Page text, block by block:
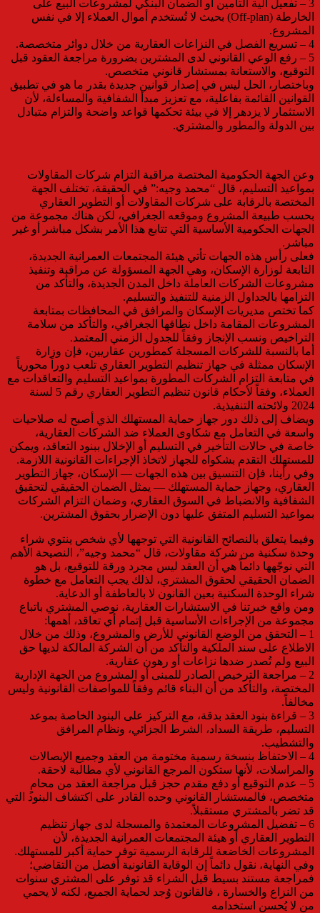
3 – تفعيل آلية التأمين أو الضمان البنكي لمشروعات البيع على
الخارطة (Off-plan) بحيث لا تُستخدم أموال العملاء إلا في نفس
المشروع.
4 – تسريع الفصل في النزاعات العقارية من خلال دوائر متخصصة.
5 – رفع الوعي القانوني لدى المشترين بضرورة مراجعة العقود قبل
التوقيع، والاستعانة بمستشار قانوني متخصص.
وباختصار، الحل ليس في إصدار قوانين جديدة بقدر ما هو في تطبيق
القوانين القائمة بفاعلية، مع تعزيز مبدأ الشفافية والمساءلة، لأن
الاستثمار لا يزدهر إلا في بيئة تحكمها قواعد واضحة والتزام متبادل
بين الدولة والمطور والمشتري.
وعن الجهة الحكومية المختصة مراقبة التزام شركات المقاولات
بمواعيد التسليم، قال “محمد وجيه:” في الحقيقة، تختلف الجهة
المختصة بالرقابة على شركات المقاولات أو التطوير العقاري
بحسب طبيعة المشروع وموقعه الجغرافي، لكن هناك مجموعة من
الجهات الحكومية الأساسية التي تتابع هذا الأمر بشكل مباشر أو غير
مباشر.
فعلى رأس هذه الجهات تأتي هيئة المجتمعات العمرانية الجديدة،
التابعة لوزارة الإسكان، وهي الجهة المسؤولة عن مراقبة وتنفيذ
مشروعات الشركات العاملة داخل المدن الجديدة، والتأكد من
التزامها بالجداول الزمنية للتنفيذ والتسليم.
كما تختص مديريات الإسكان والمرافق في المحافظات بمتابعة
المشروعات المقامة داخل نطاقها الجغرافي، والتأكد من سلامة
التراخيص ونسب الإنجاز وفقاً للجدول الزمني المعتمد.
أما بالنسبة للشركات المسجلة كمطورين عقاريين، فإن وزارة
الإسكان ممثلة في جهاز تنظيم التطوير العقاري تلعب دوراً محورياً
في متابعة التزام الشركات المطورة بمواعيد التسليم والتعاقدات مع
العملاء، وفقاً لأحكام قانون تنظيم التطوير العقاري رقم 5 لسنة
2024 ولائحته التنفيذية.
ويضاف إلى ذلك دور جهاز حماية المستهلك الذي أصبح له صلاحيات
واسعة في التعامل مع شكاوى العملاء ضد الشركات العقارية،
خاصة في حالات التأخير في التسليم أو الإخلال ببنود التعاقد، ويمكن
للمستهلك التقدم بشكواه للجهاز لاتخاذ الإجراءات القانونية اللازمة.
وفي رأينا، فإن التنسيق بين هذه الجهات — الإسكان، جهاز التطوير
العقاري، وجهاز حماية المستهلك — يمثل الضمان الحقيقي لتحقيق
الشفافية والانضباط في السوق العقاري، وضمان التزام الشركات
بمواعيد التسليم المتفق عليها دون الإضرار بحقوق المشترين.
وفيما يتعلق بالنصائح القانونية التي توجهها لأي شخص ينتوي شراء
وحدة سكنية من شركة مقاولات، قال “محمد وجيه”، النصيحة الأهم
التي نوجّهها دائماً هي أن العقد ليس مجرد ورقة للتوقيع، بل هو
الضمان الحقيقي لحقوق المشتري، لذلك يجب التعامل مع خطوة
شراء الوحدة السكنية بعين القانون لا بالعاطفة أو الدعاية.
ومن واقع خبرتنا في الاستشارات العقارية، نوصي المشتري باتباع
مجموعة من الإجراءات الأساسية قبل إتمام أي تعاقد، أهمها:
1 – التحقق من الوضع القانوني للأرض والمشروع، وذلك من خلال
الاطلاع على سند الملكية والتأكد من أن الشركة المالكة لديها حق
البيع ولم تُصدر ضدها نزاعات أو رهون عقارية.
2 – مراجعة الترخيص الصادر للمبنى أو المشروع من الجهة الإدارية
المختصة، والتأكد من أن البناء قائم وفقاً للمواصفات القانونية وليس
مخالفاً.
3 – قراءة بنود العقد بدقة، مع التركيز على البنود الخاصة بموعد
التسليم، طريقة السداد، الشرط الجزائي، ونظام المرافق
والتشطيب.
4 – الاحتفاظ بنسخة رسمية مختومة من العقد وجميع الإيصالات
والمراسلات، لأنها ستكون المرجع القانوني لأي مطالبة لاحقة.
5 – عدم التوقيع أو دفع مقدم حجز قبل مراجعة العقد من محامٍ
متخصص، فالمستشار القانوني وحده القادر على اكتشاف البنود التي
قد تضر بالمشتري مستقبلاً.
6 – تفضيل المشروعات المعتمدة والمسجلة لدى جهاز تنظيم
التطوير العقاري أو هيئة المجتمعات العمرانية الجديدة، لأن
المشروعات الخاضعة للرقابة الرسمية توفر حماية أكبر للمستهلك.
وفي النهاية، نقول دائماً إن الوقاية القانونية أفضل من التقاضي؛
فمراجعة مستند بسيط قبل الشراء قد توفر على المشتري سنوات
من النزاع والخسارة ، فالقانون وُجد لحماية الجميع، لكنه لا يحمي
من لا يُحسن استخدامه